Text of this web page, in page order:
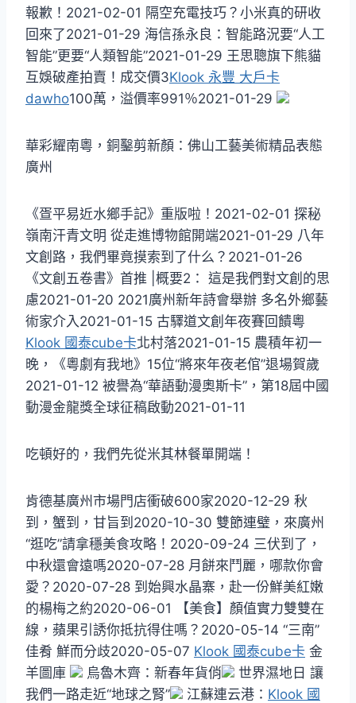
報歉！2021-02-01 隔空充電技巧？小米真的研收
回來了2021-01-29 海信孫永良：智能路況要“人工
智能”更要“人類智能”2021-01-29 王思聰旗下熊貓
互娛破產拍賣！成交價3Klook 永豐 大戶卡
dawho100萬，溢價率991％2021-01-29
華彩耀南粵，銅鑿剪新顏：佛山工藝美術精品表態
廣州
《疍平易近水鄉手記》重版啦！2021-02-01 探秘
嶺南汗青文明 從走進博物館開端2021-01-29 八年
文創路，我們畢竟摸索到了什么？2021-01-26
《文創五卷書》首推 |概要2： 這是我們對文創的思
慮2021-01-20 2021廣州新年詩會舉辦 多名外鄉藝
術家介入2021-01-15 古驛道文創年夜賽回饋粵
Klook 國泰cube卡北村落2021-01-15 農積年初一
晚，《粵劇有我地》15位“將來年夜老倌”退場賀歲
2021-01-12 被譽為“華語動漫奧斯卡”，第18屆中國
動漫金龍獎全球征稿啟動2021-01-11
吃頓好的，我們先從米其林餐單開端！
肯德基廣州市場門店衝破600家2020-12-29 秋
到，蟹到，甘旨到2020-10-30 雙節連璧，來廣州
“逛吃”請拿穩美食攻略！2020-09-24 三伏到了，
中秋還會遠嗎2020-07-28 月餅來鬥麗，哪款你會
愛？2020-07-28 到始興水晶寨，赴一份鮮美紅嫩
的楊梅之約2020-06-01 【美食】顏值實力雙雙在
線，蘋果引誘你抵抗得住嗎？2020-05-14 “三南”
佳肴 鮮而分歧2020-05-07 Klook 國泰cube卡 金
羊圖庫
烏魯木齊：新春年貨俏
世界濕地日 讓
我們一路走近“地球之腎”
江蘇連云港： Klook 國